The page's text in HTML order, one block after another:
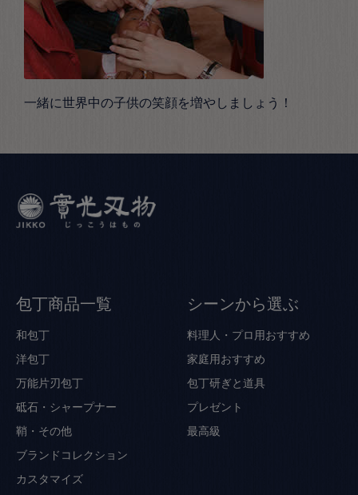
一緒に世界中の子供の笑顔を増やしましょう！
包丁商品一覧
和包丁
洋包丁
万能片刃包丁
砥石・シャープナー
鞘・その他
ブランドコレクション
カスタマイズ
シーンから選ぶ
料理人・プロ用おすすめ
家庭用おすすめ
包丁研ぎと道具
プレゼント
最高級